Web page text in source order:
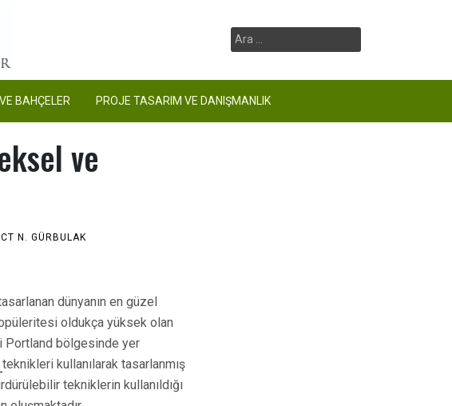
Arama:
BAHÇELER PROJE TASARIM VE DANIŞMANLIK
ve
N. GÜRBULAK
dünyanın en güzel
oldukça yüksek olan
Portland bölgesinde yer
teknikleri kullanılarak tasarlanmış
tekniklerin kullanıldığı